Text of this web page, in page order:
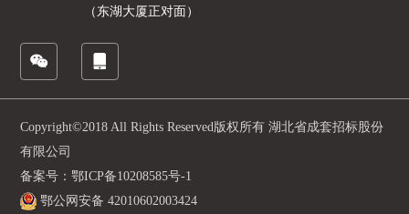
（东湖大厦正对面）
Copyright©2018 All Rights Reserved版权所有 湖北省成套招标股份
有限公司
备案号：鄂ICP备10208585号-1
鄂公网安备 42010602003424